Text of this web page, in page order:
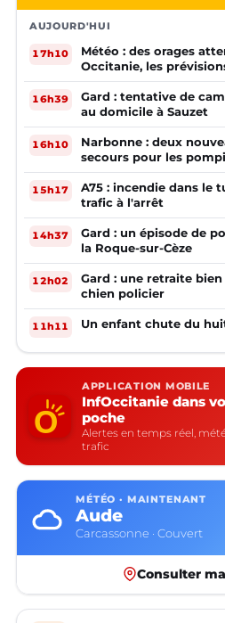
AUJOURD'HUI
17h10
Météo : des orages
Occitanie, les
16h39
Gard : tentative de
au domicile à Sauzet
16h10
Narbonne : deux
secours pour les
15h17
A75 : incendie dans le
trafic à l'arrêt
14h37
Gard : un épisode de
la Roque-sur-Cèze
12h02
Gard : une retraite
chien policier
11h11 Un enfant chute du
APPLICATION MOBILE
InfOccitanie dans
poche
Alertes en temps réel,
trafic
MÉTÉO · MAINTENANT
Aude
Carcassonne · Couvert
Consulter